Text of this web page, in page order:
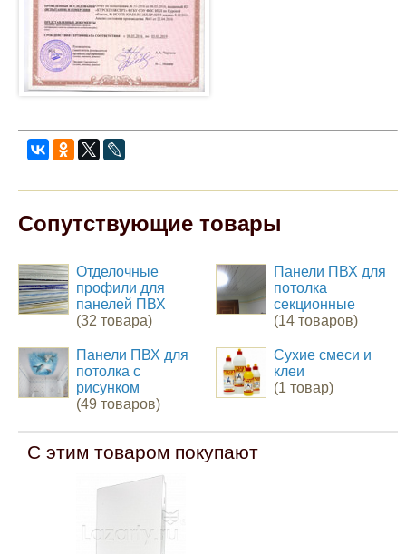
Сопутствующие товары
Отделочные
профили для
панелей ПВХ
(32 товара)
Панели ПВХ для
потолка
секционные
(14 товаров)
Панели ПВХ для
потолка с
рисунком
(49 товаров)
Сухие смеси и
клеи
(1 товар)
С этим товаром покупают